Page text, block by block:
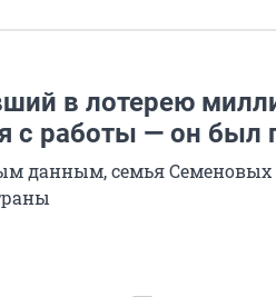
в лотерею
с работы — он был
данным, семья Семеновых